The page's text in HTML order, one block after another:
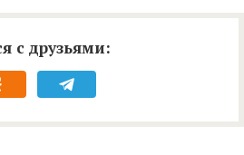
с друзьями: